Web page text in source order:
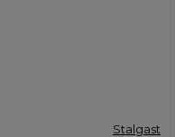
Stalgast